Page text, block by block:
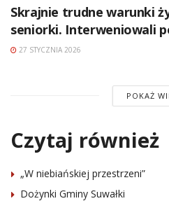
Skrajnie trudne warunki
seniorki. Interweniowali
27 STYCZNIA 2026
POKAŻ
Czytaj również
„W niebiańskiej przestrzeni”
Dożynki Gminy Suwałki